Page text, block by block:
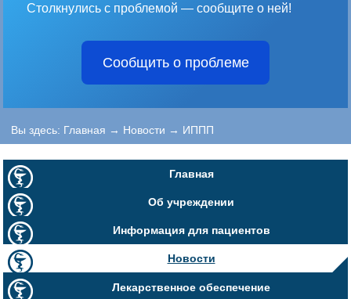
Столкнулись с проблемой — сообщите о ней!
Сообщить о проблеме
Вы здесь: Главная → Новости → ИППП
Главная
Об учреждении
Информация для пациентов
Новости
Лекарственное обеспечение